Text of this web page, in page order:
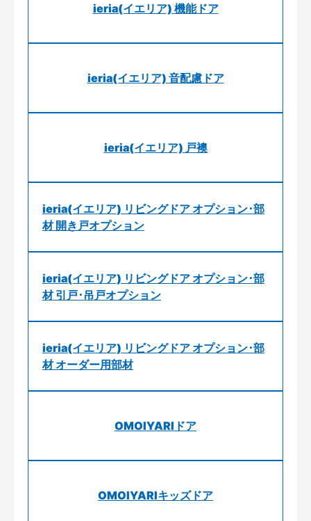
ieria(イエリア) 機能ドア
ieria(イエリア) 音配慮ドア
ieria(イエリア) 戸襖
ieria(イエリア) リビングドア オプション･部
材 開き戸オプション
ieria(イエリア) リビングドア オプション･部
材 引戸･吊戸オプション
ieria(イエリア) リビングドア オプション･部
材 オーダー用部材
OMOIYARIドア
OMOIYARIキッズドア